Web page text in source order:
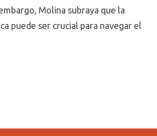
Molina subraya que la
puede ser crucial para navegar el